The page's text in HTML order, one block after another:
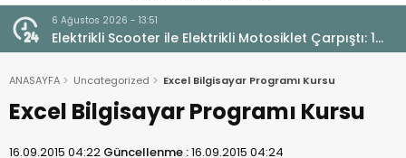
Çarpıştı: 1
6 Ağustos 2026 - 12:17
Güllük’te Alevler Büyümeden Durduruldu
ANASAYFA Uncategorized Excel Bilgisayar Programı Kursu
Excel Bilgisayar Programı Kursu
16.09.2015 04:22 Güncellenme :16.09.2015 04:24